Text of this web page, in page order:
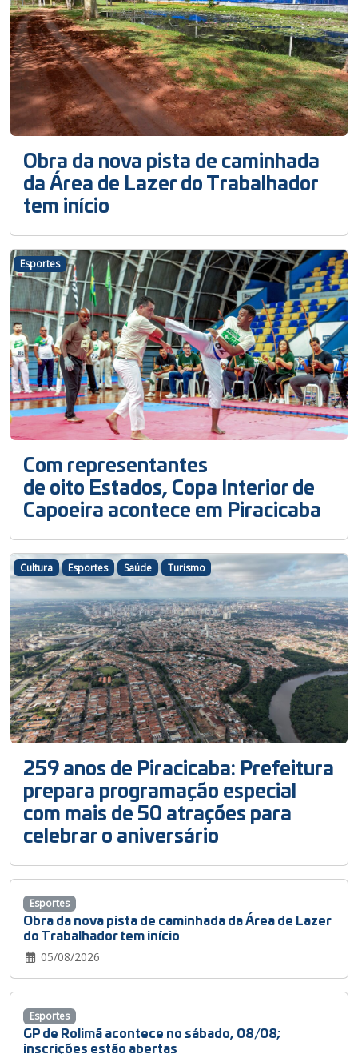
Obra da nova pista de caminhada
da Área de Lazer do Trabalhador
tem início
Com representantes
de oito Estados, Copa Interior de
Capoeira acontece em Piracicaba
Esportes
259 anos de Piracicaba: Prefeitura
prepara programação especial
com mais de 50 atrações para
celebrar o aniversário
Cultura Esportes Saúde Turismo
Obra da nova pista de caminhada da Área de Lazer
do Trabalhador tem início
05/08/2026
Esportes
GP de Rolimã acontece no sábado, 08/08;
inscrições estão abertas
Esportes